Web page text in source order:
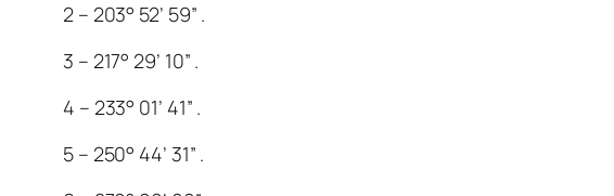
2 – 203° 52’ 59” .
3 – 217° 29’ 10” .
4 – 233° 01’ 41” .
5 – 250° 44’ 31” .